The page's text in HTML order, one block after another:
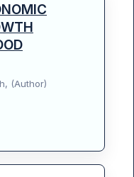
(Author)